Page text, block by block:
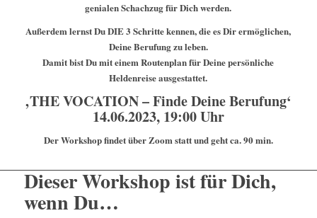
genialen Schachzug für Dich werden.
Außerdem lernst Du DIE 3 Schritte kennen, die es Dir ermöglichen,
Deine Berufung zu leben.
Damit bist Du mit einem Routenplan für Deine persönliche
Heldenreise ausgestattet.
‚THE VOCATION – Finde Deine Berufung‘
14.06.2023, 19:00 Uhr
Der Workshop findet über Zoom statt und geht ca. 90 min.
Dieser Workshop ist für Dich,
wenn Du…